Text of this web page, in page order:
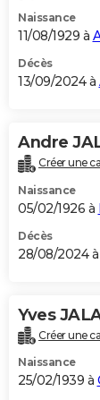
Naissance
11/08/1929 à
Décès
13/09/2024 à
Andre
Créer une
Naissance
05/02/1926 à
Décès
28/08/2024 à
Yves
Créer une
Naissance
25/02/1939 à